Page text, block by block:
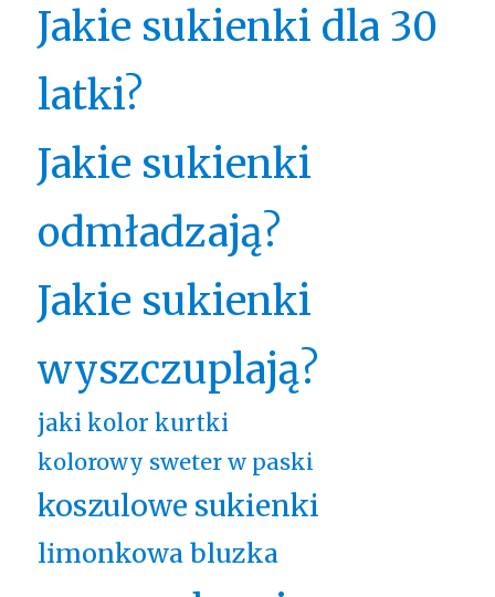
Jakie sukienki dla 30
latki?
Jakie sukienki
odmładzają?
Jakie sukienki
wyszczuplają?
jaki kolor kurtki
kolorowy sweter w paski
koszulowe sukienki
limonkowa bluzka